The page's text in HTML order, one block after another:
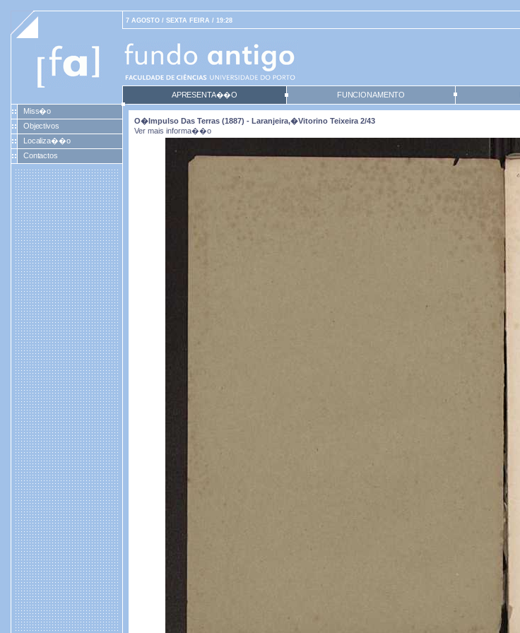
7 AGOSTO / SEXTA FEIRA / 19:28
APRESENTA��O FUNCIONAMENTO
Miss�o
Objectivos
Localiza��o
Contactos
O�impulso Das Terras (1887) - Laranjeira,�Vitorino Teixeira 2/43
Ver mais informa��o